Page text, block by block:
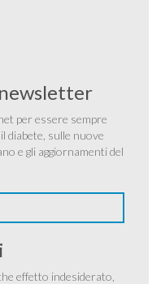
per essere sempre
diabete, sulle nuove
e gli aggiornamenti del
effetto indesiderato,